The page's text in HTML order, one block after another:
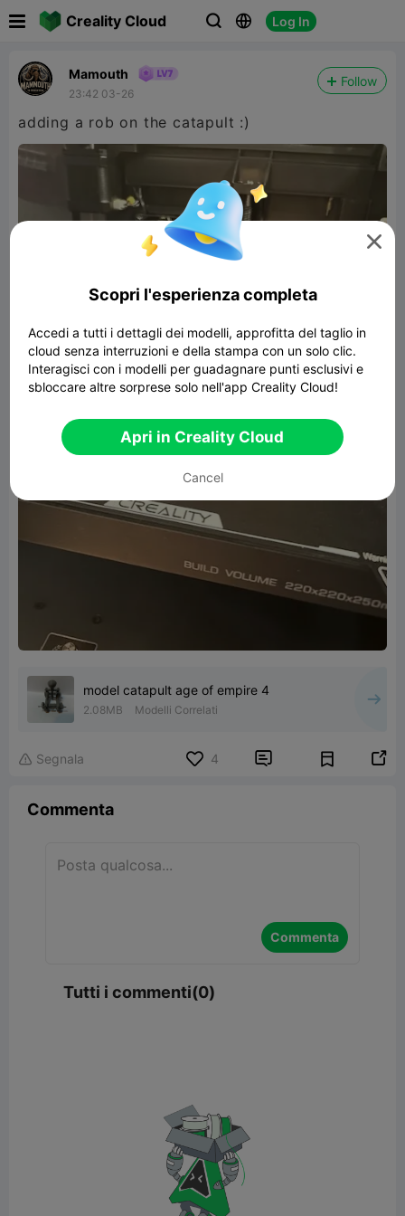
Creality Cloud   Log In
Mamouth
23:42 03-26
Follow
adding a rob on the catapult :)
model catapult age of empire 4
2.08MB Modelli Correlati
 Segnala 4  
Commenta
Commenta
Tutti i commenti(0)

Scopri l'esperienza completa
Accedi a tutti i dettagli dei modelli, approfitta del taglio in
cloud senza interruzioni e della stampa con un solo clic.
Interagisci con i modelli per guadagnare punti esclusivi e
sbloccare altre sorprese solo nell'app Creality Cloud!
Apri in Creality Cloud
Cancel